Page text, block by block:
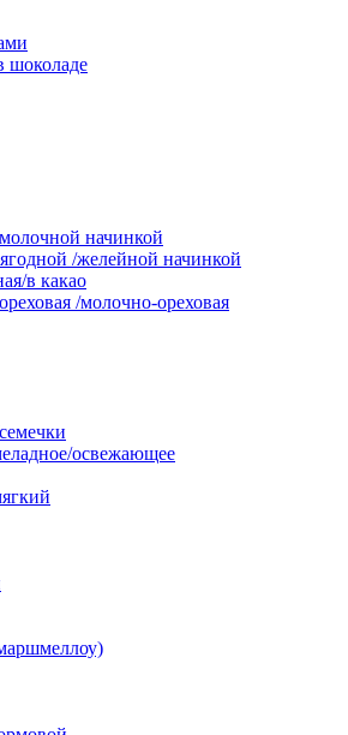
шоколаде
начинкой
/желейной начинкой
в какао
/молочно-ореховая
освежающее